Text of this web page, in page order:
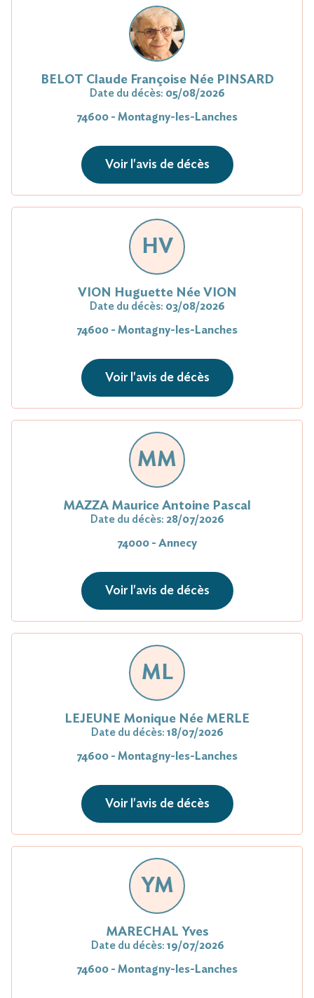
BELOT Claude Françoise Née PINSARD
Date du décès: 05/08/2026
74600 - Montagny-les-Lanches
Voir l'avis de décès
HV
VION Huguette Née VION
Date du décès: 03/08/2026
74600 - Montagny-les-Lanches
Voir l'avis de décès
MM
MAZZA Maurice Antoine Pascal
Date du décès: 28/07/2026
74000 - Annecy
Voir l'avis de décès
ML
LEJEUNE Monique Née MERLE
Date du décès: 18/07/2026
74600 - Montagny-les-Lanches
Voir l'avis de décès
YM
MARECHAL Yves
Date du décès: 19/07/2026
74600 - Montagny-les-Lanches